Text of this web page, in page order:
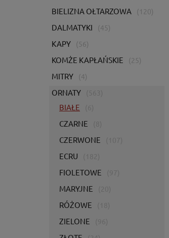
BIELIZNA OŁTARZOWA (120)
DALMATYKI (45)
KAPY (56)
KOMŻE KAPŁAŃSKIE (25)
MITRY (4)
ORNATY
BIAŁE
CZARNE
CZERWONE
ECRU
FIOLETOWE
MARYJNE
RÓŻOWE
ZIELONE